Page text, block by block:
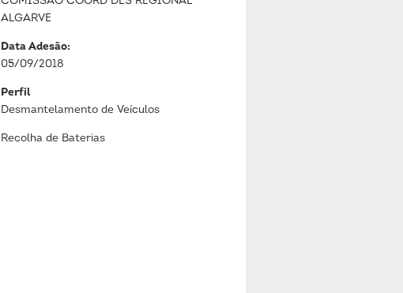
ALGARVE
Data Adesão:
05/09/2018
Perfil
Desmantelamento de Veículos
Recolha de Baterias